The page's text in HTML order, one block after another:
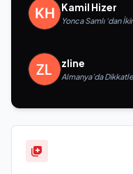
Kamil Hizer
Yonca Samlı ‘dan
zline
Almanya’da